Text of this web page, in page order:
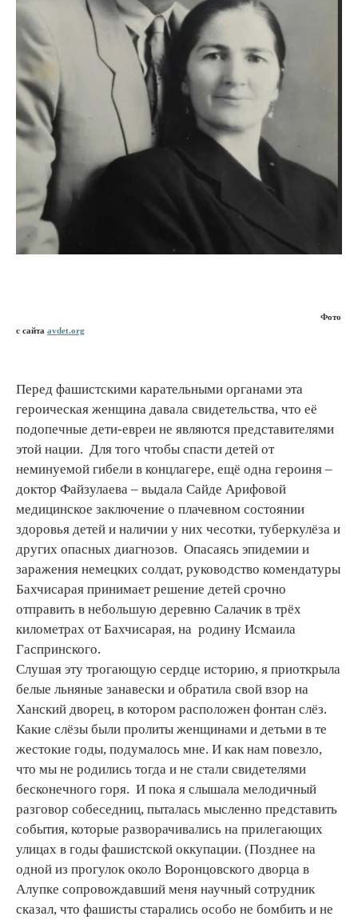
Фото
с сайта avdet.org
Перед фашистскими карательными органами эта
героическая женщина давала свидетельства, что её
подопечные дети-евреи не являются представителями
этой нации. Для того чтобы спасти детей от
неминуемой гибели в концлагере, ещё одна героиня –
доктор Файзулаева – выдала Сайде Арифовой
медицинское заключение о плачевном состоянии
здоровья детей и наличии у них чесотки, туберкулёза и
других опасных диагнозов. Опасаясь эпидемии и
заражения немецких солдат, руководство комендатуры
Бахчисарая принимает решение детей срочно
отправить в небольшую деревню Салачик в трёх
километрах от Бахчисарая, на родину Исмаила
Гаспринского.
Слушая эту трогающую сердце историю, я приоткрыла
белые льняные занавески и обратила свой взор на
Ханский дворец, в котором расположен фонтан слёз.
Какие слёзы были пролиты женщинами и детьми в те
жестокие годы, подумалось мне. И как нам повезло,
что мы не родились тогда и не стали свидетелями
бесконечного горя. И пока я слышала мелодичный
разговор собеседниц, пыталась мысленно представить
события, которые разворачивались на прилегающих
улицах в годы фашистской оккупации. (Позднее на
одной из прогулок около Воронцовского дворца в
Алупке сопровождавший меня научный сотрудник
сказал, что фашисты старались особо не бомбить и не